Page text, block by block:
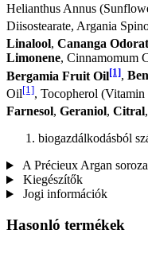
Helianthus Annus
Diisostearate, Argania
Linalool, Cananga
Limonene, Cinnamomum
Bergamia Fruit Oil[1],
Oil[1], Tocopherol
Farnesol, Geraniol, Citral,
biogazdálkodásból
A Précieux Argan
Kiegészítők
Jogi információk
Hasonló termékek